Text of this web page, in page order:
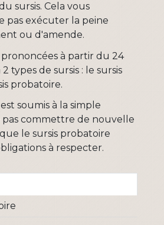
sursis. Cela vous
pas exécuter la peine
ou d'amende.
à partir du 24
types de sursis : le sursis
probatoire.
soumis à la simple
commettre de nouvelle
le sursis probatoire
à respecter.